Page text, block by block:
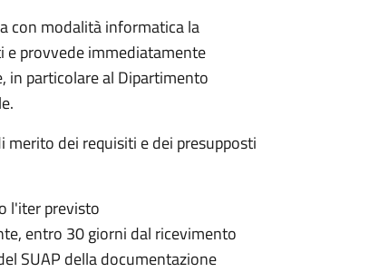
con modalità informatica la
e provvede immediatamente
in particolare al Dipartimento
merito dei requisiti e dei presupposti
l'iter previsto
entro 30 giorni dal ricevimento
SUAP della documentazione